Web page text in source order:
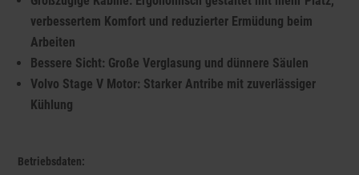
verbessertem Komfort und reduzierter Ermüdung beim
Arbeiten
Bessere Sicht: Große Verglasung und dünnere Säulen
Volvo Stage V Motor: Starker Antribe mit zuverlässiger
Kühlung
Betriebsdaten: